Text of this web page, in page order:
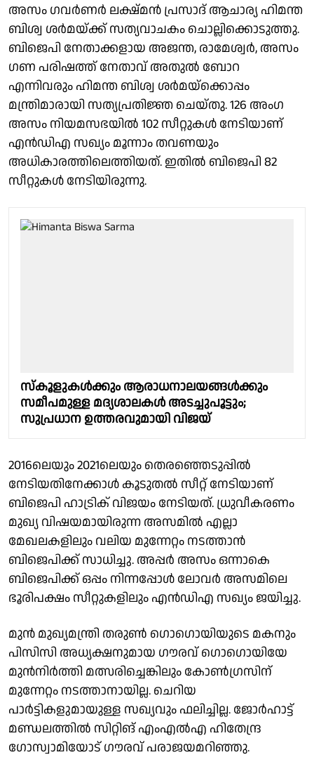
അസം ​ഗവർണർ ലക്ഷ്മൻ പ്രസാദ് ആചാര്യ ഹിമന്ത
ബിശ്വ ശർമയ്ക്ക് സത്യവാചകം ചൊല്ലിക്കൊടുത്തു.
ബിജെപി നേതാക്കളായ അജന്ത, രാമേശ്വർ, അസം
ഗണ പരിഷത്ത് നേതാവ് അതുൽ ബോറ
എന്നിവരും ഹിമന്ത ബിശ്വ ശർമയ്‌ക്കൊപ്പം
മന്ത്രിമാരായി സത്യപ്രതിജ്ഞ ചെയ്തു. 126 അംഗ
അസം നിയമസഭയിൽ 102 സീറ്റുകൾ നേടിയാണ്
എൻഡിഎ സഖ്യം മൂന്നാം തവണയും
അധികാരത്തിലെത്തിയത്. ഇതിൽ ബിജെപി 82
സീറ്റുകൾ നേടിയിരുന്നു.
സ്‌കൂളുകൾക്കും ആരാധനാലയങ്ങൾക്കും
സമീപമുള്ള മദ്യശാലകൾ അടച്ചുപൂട്ടും;
സുപ്രധാന ഉത്തരവുമായി വിജയ്
2016ലെയും 2021ലെയും തെരഞ്ഞെടുപ്പിൽ
നേടിയതിനേക്കാൾ കൂടുതൽ സീറ്റ്‌ നേടിയാണ്
ബിജെപി ഹാട്രിക് വിജയം നേടിയത്. ധ്രുവീകരണം
മുഖ്യ വിഷയമായിരുന്ന അസമിൽ എല്ലാ
മേഖലകളിലും വലിയ മുന്നേറ്റം നടത്താൻ
ബിജെപിക്ക് സാധിച്ചു. അപ്പർ അസം ഒന്നാകെ
ബിജെപിക്ക് ഒപ്പം നിന്നപ്പോൾ ലോവർ അസമിലെ
ഭൂരിപക്ഷം സീറ്റുകളിലും എൻഡിഎ സഖ്യം ജയിച്ചു.
മുൻ മുഖ്യമന്ത്രി തരുൺ ഗൊഗൊയിയുടെ മകനും
പിസിസി അധ്യക്ഷനുമായ ഗൗരവ് ഗൊഗൊയിയേ
മുൻനിർത്തി മത്സരിച്ചെങ്കിലും കോൺഗ്രസിന്
മുന്നേറ്റം നടത്താനായില്ല. ചെറിയ
പാർട്ടികളുമായുള്ള സഖ്യവും ഫലിച്ചില്ല. ജോർഹാട്ട്
മണ്ഡലത്തിൽ സിറ്റിങ് എംഎൽഎ ഹിതേന്ദ്ര
ഗോസ്വാമിയോട് ഗൗരവ് പരാജയമറിഞ്ഞു.